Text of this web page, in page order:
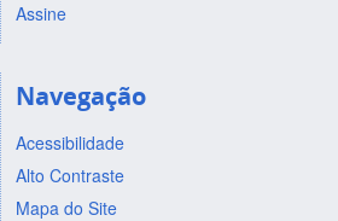
Assine
Navegação
Acessibilidade
Alto Contraste
Mapa do Site